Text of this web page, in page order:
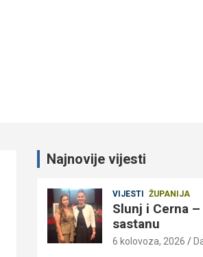
Najnovije vijesti
VIJESTI ŽUPANIJA
Slunj i Cerna
sastanu
6 kolovoza, 2026